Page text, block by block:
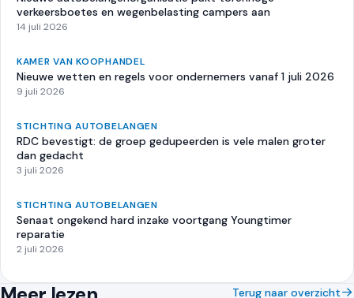
verkeersboetes en wegenbelasting campers aan
14 juli 2026
KAMER VAN KOOPHANDEL
Nieuwe wetten en regels voor ondernemers vanaf 1 juli 2026
9 juli 2026
STICHTING AUTOBELANGEN
RDC bevestigt: de groep gedupeerden is vele malen groter
dan gedacht
3 juli 2026
STICHTING AUTOBELANGEN
Senaat ongekend hard inzake voortgang Youngtimer
reparatie
2 juli 2026
Terug naar overzicht